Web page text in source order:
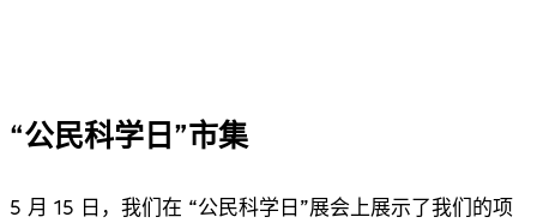
“公民科学日”市集
5 月 15 日，我们在 “公民科学日”展会上展示了我们的项